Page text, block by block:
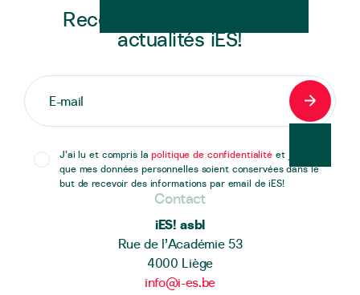
Recevez en exclusivité les
actualités iES!
J’ai lu et compris lapolitique de confidentialité et j’accepte
que mes données personnelles soient conservées dans le
but de recevoir des informations par email de iES!
Contact
iES! asbl
Rue de l’Académie 53
4000 Liège
info@i-es.be